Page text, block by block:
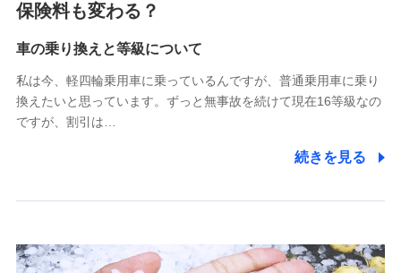
(https://www.zurichssi.co.jp/)
(https://www.tokiomarine-x.co.jp/)
(https://pshoken.co.jp/)
リトルファミリー少額短期保険株式会社
(https://www.littlefamily-ssi.com/)
郵便、電話、およびＥメール等により、当社と取引のあるも
た維持管理等の委託業務遂行のため、またそれらに付帯、関
連する当社および提携会社のサービスを案内、提供するため
保険料も変わる？
車の乗り換えと等級について
私は今、軽四輪乗用車に乗っているんですが、普通乗用車に乗り
換えたいと思っています。ずっと無事故を続けて現在16等級なの
ですが、割引は…
続きを見る